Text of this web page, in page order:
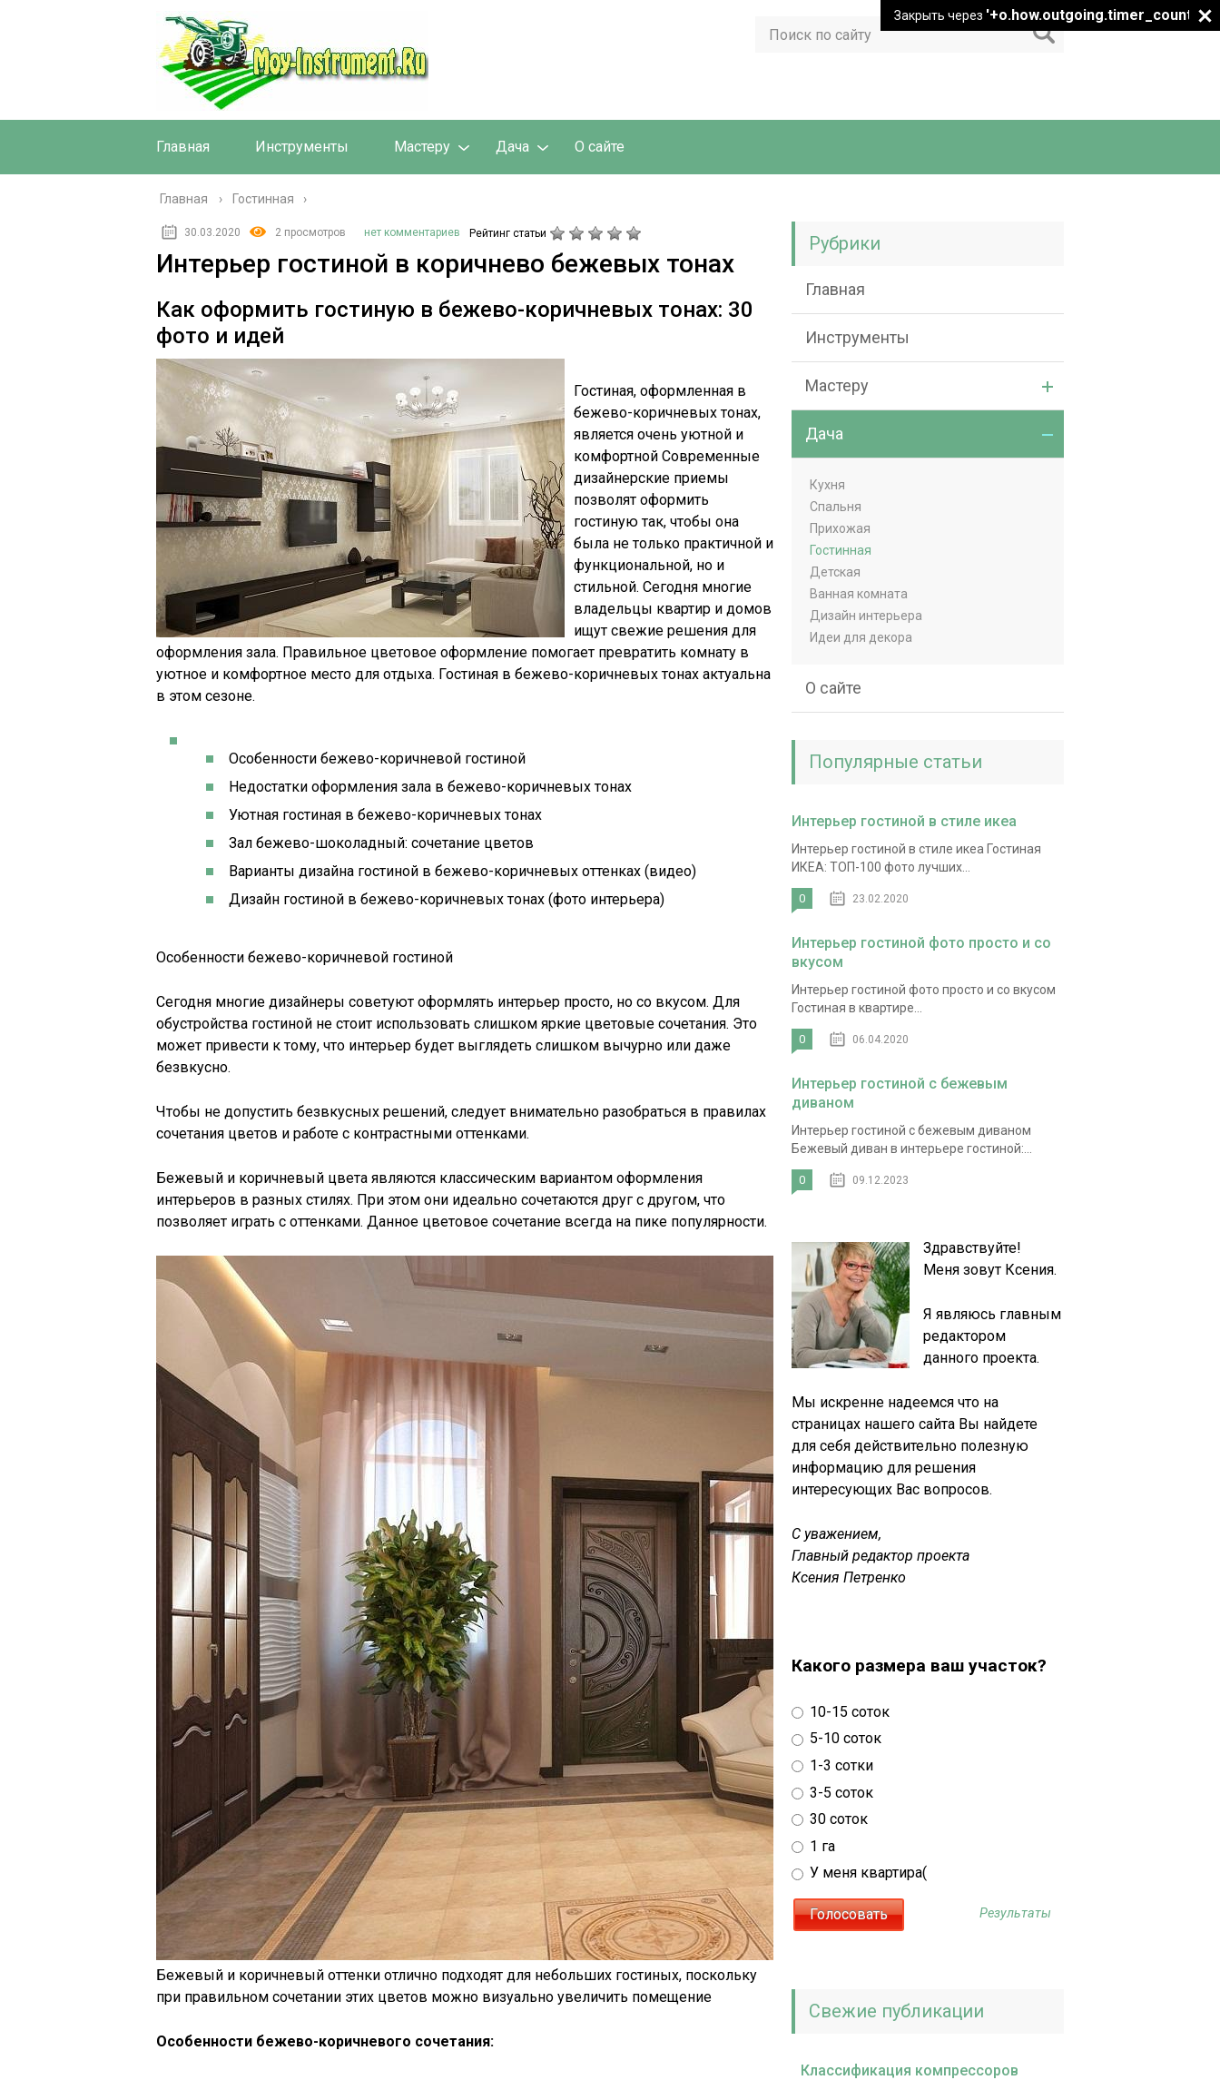
Главная Инструменты Мастеру Дача О сайте
Главная › Гостинная
30.03.2020 2 просмотров нет комментариев Рейтинг статьи
Интерьер гостиной в коричнево бежевых тонах
Как оформить гостиную в бежево-коричневых тонах: 30
фото и идей
Гостиная, оформленная в
бежево-коричневых тонах,
является очень уютной и
комфортной Современные
дизайнерские приемы
позволят оформить
гостиную так, чтобы она
была не только практичной и
функциональной, но и
стильной. Сегодня многие
владельцы квартир и домов
ищут свежие решения для
оформления зала. Правильное цветовое оформление помогает превратить комнату в
уютное и комфортное место для отдыха. Гостиная в бежево-коричневых тонах актуальна
в этом сезоне.
Особенности бежево-коричневой гостиной
Недостатки оформления зала в бежево-коричневых тонах
Уютная гостиная в бежево-коричневых тонах
Зал бежево-шоколадный: сочетание цветов
Варианты дизайна гостиной в бежево-коричневых оттенках (видео)
Дизайн гостиной в бежево-коричневых тонах (фото интерьера)
Особенности бежево-коричневой гостиной
Сегодня многие дизайнеры советуют оформлять интерьер просто, но со вкусом. Для
обустройства гостиной не стоит использовать слишком яркие цветовые сочетания. Это
может привести к тому, что интерьер будет выглядеть слишком вычурно или даже
безвкусно.
Чтобы не допустить безвкусных решений, следует внимательно разобраться в правилах
сочетания цветов и работе с контрастными оттенками.
Бежевый и коричневый цвета являются классическим вариантом оформления
интерьеров в разных стилях. При этом они идеально сочетаются друг с другом, что
позволяет играть с оттенками. Данное цветовое сочетание всегда на пике популярности.
Бежевый и коричневый оттенки отлично подходят для небольших гостиных, поскольку
при правильном сочетании этих цветов можно визуально увеличить помещение
Особенности бежево-коричневого сочетания:
Рубрики
Главная
Инструменты
Мастеру
Дача
Кухня
Спальня
Прихожая
Гостинная
Детская
Ванная комната
Дизайн интерьера
Идеи для декора
О сайте
Популярные статьи
Интерьер гостиной в стиле икеа
Интерьер гостиной в стиле икеа Гостиная
ИКЕА: ТОП-100 фото лучших...
0 23.02.2020
Интерьер гостиной фото просто и со
вкусом
Интерьер гостиной фото просто и со вкусом
Гостиная в квартире...
0 06.04.2020
Интерьер гостиной с бежевым
диваном
Интерьер гостиной с бежевым диваном
Бежевый диван в интерьере гостиной:...
0 09.12.2023
Здравствуйте!
Меня зовут Ксения.
Я являюсь главным
редактором
данного проекта.
Мы искренне надеемся что на
страницах нашего сайта Вы найдете
для себя действительно полезную
информацию для решения
интересующих Вас вопросов.
С уважением,
Главный редактор проекта
Ксения Петренко
Какого размера ваш участок?
10-15 соток
5-10 соток
1-3 сотки
3-5 соток
30 соток
1 га
У меня квартира(
Результаты
Свежие публикации
Классификация компрессоров
Закрыть через '+o.how.outgoing.timer_count+"